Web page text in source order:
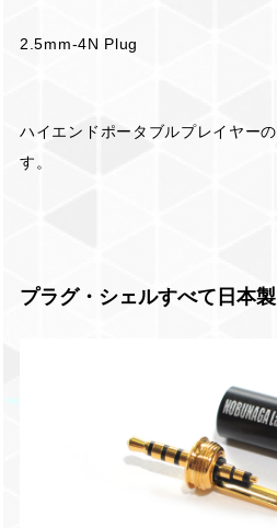
2.5mm-4N Plug
ハイエンドポータブルプレイヤー
す。
プラグ・シェルすべて日本製